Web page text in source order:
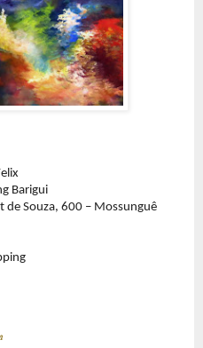
Barigui
de Souza, 600 – Mossunguê